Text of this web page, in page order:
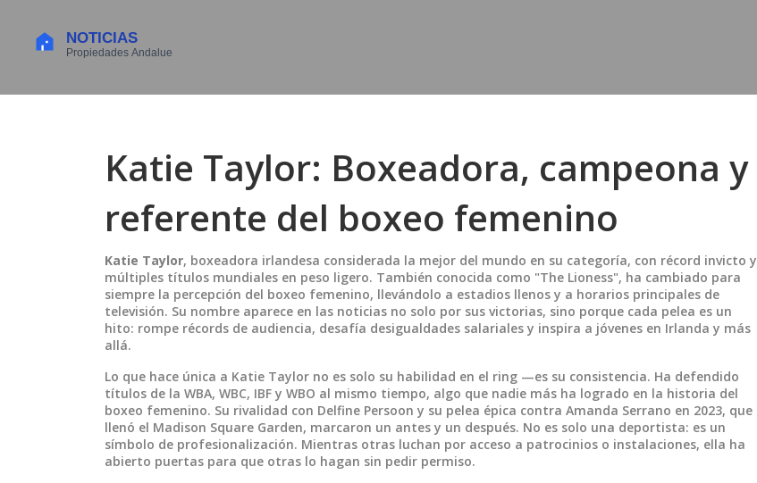
Katie Taylor: Boxeadora, campeona y
referente del boxeo femenino
Katie Taylor, boxeadora irlandesa considerada la mejor del mundo en su categoría, con récord invicto y
múltiples títulos mundiales en peso ligero. También conocida como "The Lioness", ha cambiado para
siempre la percepción del boxeo femenino, llevándolo a estadios llenos y a horarios principales de
televisión. Su nombre aparece en las noticias no solo por sus victorias, sino porque cada pelea es un
hito: rompe récords de audiencia, desafía desigualdades salariales y inspira a jóvenes en Irlanda y más
allá.
Lo que hace única a Katie Taylor no es solo su habilidad en el ring —es su consistencia. Ha defendido
títulos de la WBA, WBC, IBF y WBO al mismo tiempo, algo que nadie más ha logrado en la historia del
boxeo femenino. Su rivalidad con Delfine Persoon y su pelea épica contra Amanda Serrano en 2023, que
llenó el Madison Square Garden, marcaron un antes y un después. No es solo una deportista: es un
símbolo de profesionalización. Mientras otras luchan por acceso a patrocinios o instalaciones, ella ha
abierto puertas para que otras lo hagan sin pedir permiso.